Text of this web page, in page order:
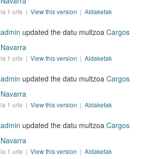
1 urte | View this version | Aldaketak
updated the datu multzoa Cargos
1 urte | View this version | Aldaketak
updated the datu multzoa Cargos
1 urte | View this version | Aldaketak
updated the datu multzoa Cargos
1 urte | View this version | Aldaketak